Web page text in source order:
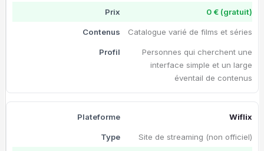
0 € (gratuit)
Catalogue varié de films et séries
Personnes qui cherchent une
interface simple et un large
éventail de contenus
Wiflix
Site de streaming (non officiel)